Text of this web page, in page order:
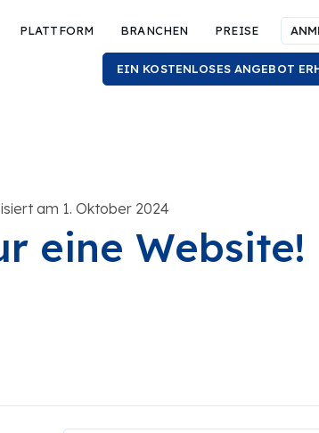
PLATTFORM BRANCHEN PREISE
EIN KOSTENLOSES ANGEBOT
am 1. Oktober 2024
eine Website!